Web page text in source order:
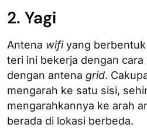
2. Yagi
Antena wifiyang
teri ini bekerja dengan
dengan antena grid.
mengarah ke satu sisi,
mengarahkannya ke arah
berada di lokasi berbeda.